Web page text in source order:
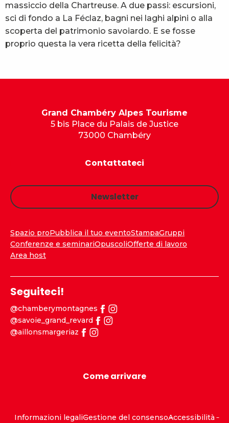
massiccio della Chartreuse. A due passi: escursioni,
sci di fondo a La Féclaz, bagni nei laghi alpini o alla
scoperta del patrimonio savoiardo. E se fosse
proprio questa la vera ricetta della felicità?
Grand Chambéry Alpes Tourisme
5 bis Place du Palais de Justice
73000 Chambéry
Contattateci
Newsletter
Spazio proPubblica il tuo eventoStampaGruppi
Conferenze e seminariOpuscoliOfferte di lavoro
Area host
Seguiteci!
@chamberymontagnes
@savoie_grand_revard
@aillonsmargeriaz
Come arrivare
Informazioni legaliGestione del consensoAccessibilità